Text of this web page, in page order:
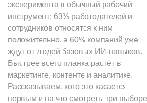
эксперимента в обычный рабочий
инструмент: 63% работодателей и
сотрудников относятся к ним
положительно, а 60% компаний уже
ждут от людей базовых ИИ-навыков.
Быстрее всего планка растёт в
маркетинге, контенте и аналитике.
Рассказываем, кого это касается
первым и на что смотреть при выборе